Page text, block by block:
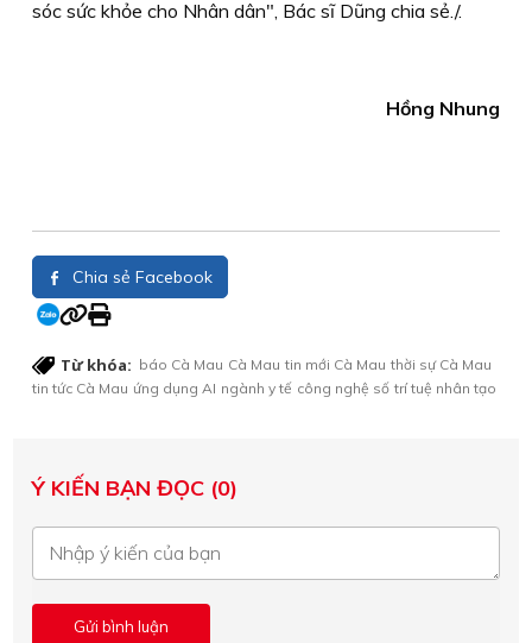
sóc sức khỏe cho Nhân dân", Bác sĩ Dũng chia sẻ./.
Hồng Nhung
Chia sẻ Facebook
Từ khóa: báo Cà Mau Cà Mau tin mới Cà Mau thời sự Cà Mau
tin tức Cà Mau ứng dụng AI ngành y tế công nghệ số trí tuệ nhân tạo
Ý KIẾN BẠN ĐỌC (0)